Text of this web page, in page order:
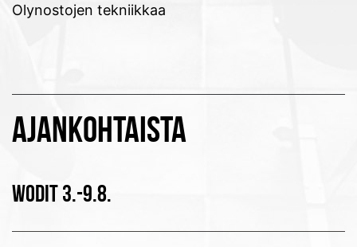
Olynostojen tekniikkaa
AJANKOHTAISTA
WODIT 3.-9.8.